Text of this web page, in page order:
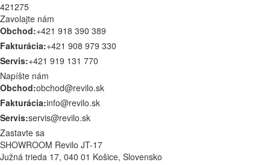
421275
Zavolajte nám
Obchod:+421 918 390 389
Fakturácia:+421 908 979 330
Servis:+421 919 131 770
Napíšte nám
Obchod:obchod@revilo.sk
Fakturácia:info@revilo.sk
Servis:servis@revilo.sk
Zastavte sa
SHOWROOM Revilo JT-17
Južná trieda 17, 040 01 Košice, Slovensko